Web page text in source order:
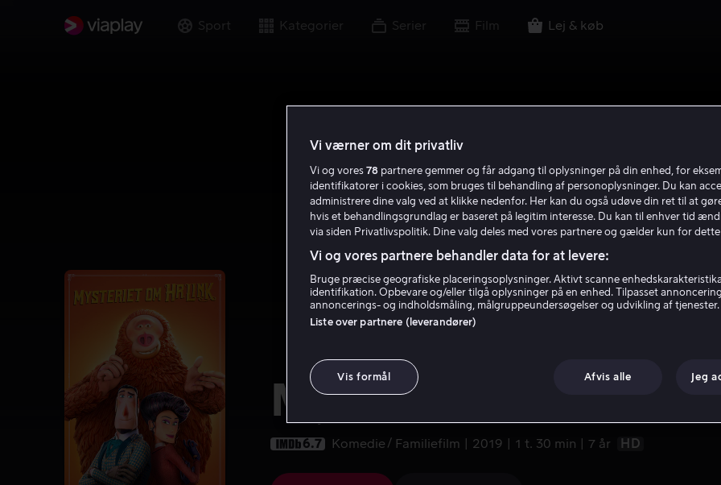
Sport Kategorier Serier Film Lej & køb
Mysteriet om hr. Link
6.7 Komedie Familiefilm 2019 1 t. 30 min 7 år HD
Vi værner om dit privatliv
Vi og vores 78 partnere gemmer og får adgang til oplysninger på din enhed, for
identifikatorer i cookies, som bruges til behandling af personoplysninger. Du kan
administrere dine valg ved at klikke nedenfor. Her kan du også udøve din ret til at
hvis et behandlingsgrundlag er baseret på legitim interesse. Du kan til enhver tid
via siden Privatlivspolitik. Dine valg deles med vores partnere og gælder kun for
Vi og vores partnere behandler data for at levere:
Bruge præcise geografiske placeringsoplysninger. Aktivt scanne
identifikation. Opbevare og/eller tilgå oplysninger på en enhed. Tilpasset
annoncerings- og indholdsmåling, målgruppeundersøgelser og udvikling af tjenester.
Liste over partnere (leverandører)
Vis formål Afvis alle Jeg